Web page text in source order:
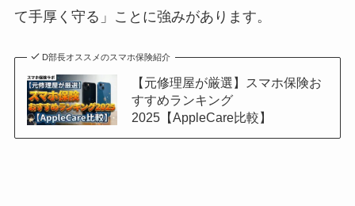
て手厚く守る」ことに強みがあります。
D部長オススメのスマホ保険紹介
【元修理屋が厳選】スマホ保険お
すすめランキング
2025【AppleCare比較】